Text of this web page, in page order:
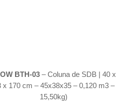
BTH-03 – Coluna de SDB | 40 x
x 170 cm – 45x38x35 – 0,120 m3 –
15,50kg)